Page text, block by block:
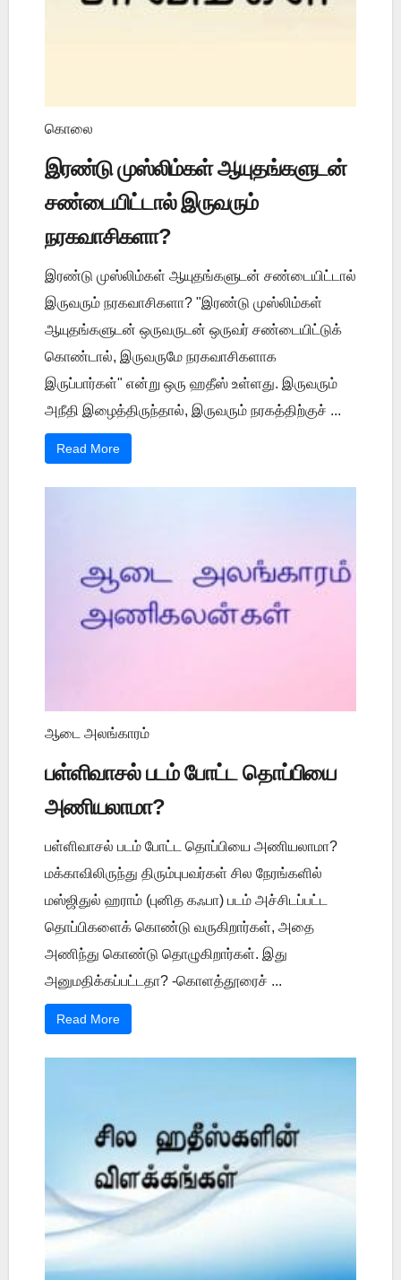
கொலை
இரண்டு முஸ்லிம்கள் ஆயுதங்களுடன்
சண்டையிட்டால் இருவரும்
நரகவாசிகளா?
இரண்டு முஸ்லிம்கள் ஆயுதங்களுடன் சண்டையிட்டால்
இருவரும் நரகவாசிகளா? "இரண்டு முஸ்லிம்கள்
ஆயுதங்களுடன் ஒருவருடன் ஒருவர் சண்டையிட்டுக்
கொண்டால், இருவருமே நரகவாசிகளாக
இருப்பார்கள்" என்று ஒரு ஹதீஸ் உள்ளது. இருவரும்
அநீதி இழைத்திருந்தால், இருவரும் நரகத்திற்குச் ...
Read More
ஆடை அலங்காரம்
பள்ளிவாசல் படம் போட்ட தொப்பியை
அணியலாமா?
பள்ளிவாசல் படம் போட்ட தொப்பியை அணியலாமா?
மக்காவிலிருந்து திரும்புபவர்கள் சில நேரங்களில்
மஸ்ஜிதுல் ஹராம் (புனித கஃபா) படம் அச்சிடப்பட்ட
தொப்பிகளைக் கொண்டு வருகிறார்கள், அதை
அணிந்து கொண்டு தொழுகிறார்கள். இது
அனுமதிக்கப்பட்டதா? -கொளத்தூரைச் ...
Read More